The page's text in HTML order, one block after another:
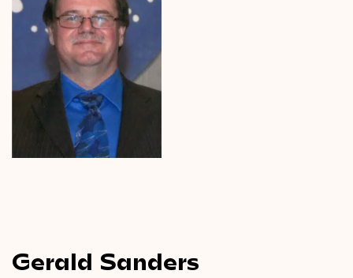
Société
Géopolitique
Neurosciences
magazine
Vidéos & Podcast
Gerald Sanders